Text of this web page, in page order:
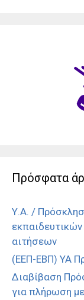
Πρόσφατα
Υ.Α. /
αιτήσεων
(ΕΕΠ-ΕΒΠ) ΥΑ
Διαβίβαση
για πλήρωση